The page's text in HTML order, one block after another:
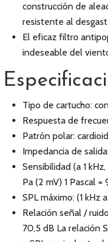
construcción de
resistente al
El eficaz filtro
indeseable del
Tipo de cartucho:
Respuesta de
Patrón polar:
Impedancia de
Sensibilidad (a 1
Pa (2 mV) 1 Pascal =
SPL máximo: (1 kHz
Relación señal /
70,5 dB La relación